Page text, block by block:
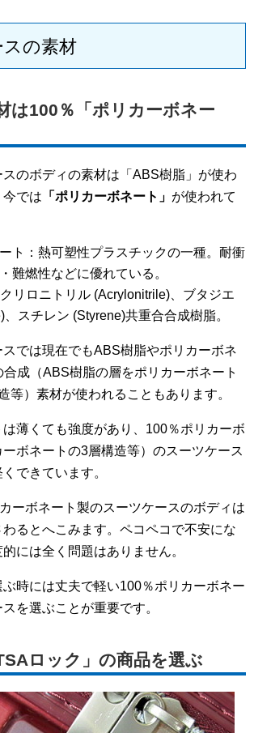
の素材
は100％「ポリカーボネー
スのボディの素材は「ABS樹脂」が使わ
では 「ポリカーボネート」 が使われて
ト：熱可塑性プラスチックの一種。耐衝
難燃性などに優れている。
リロニトリル (Acrylonitrile)、ブタジエ
、スチレン (Styrene)共重合合成樹脂。
では現在でもABS樹脂やポリカーボネ
成（ABS樹脂の層をポリカーボネート
等）素材が使われることもあります。
薄くても強度があり、100％ポリカーボ
ボネートの3層構造等）のスーツケース
できています。
ーボネート製のスーツケースのボディは
るとへこみます。ペコペコで不安にな
には全く問題はありません。
時には丈夫で軽い100％ポリカーボネー
を選ぶことが重要です。
ロック」の商品を選ぶ